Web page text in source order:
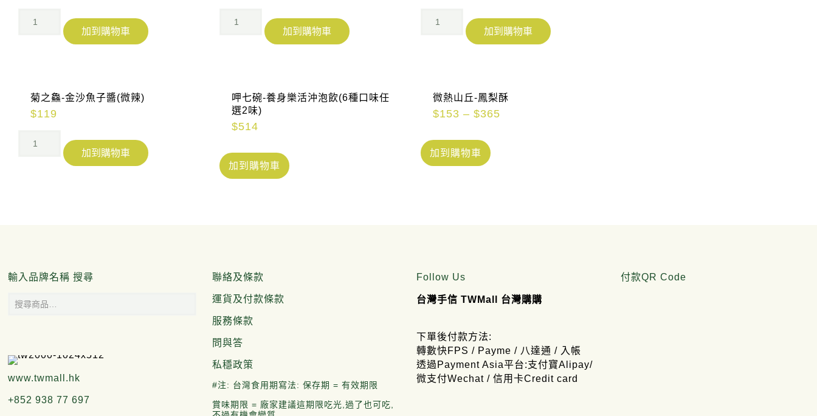
加到購物車 加到購物車 加到購物車
菊之鱻-金沙魚子醬(微辣)
$119
加到購物車
呷七碗-養身樂活沖泡飲(6種口味任
選2味)
$514
加到購物車
微熱山丘-鳳梨酥
$153 –$365
加到購物車
輸入品牌名稱 搜尋
www.twmall.hk
+852 938 77 697
聯絡及條款
運貨及付款條款
服務條款
問與答
私穩政策
#注: 台灣食用期寫法: 保存期 = 有效期限
賞味期限 = 廠家建議這期限吃光,過了也可吃,
Follow Us
台灣手信 TWMall 台灣購購
下單後付款方法:
轉數快FPS / Payme / 八達通 / 入帳
透過Payment Asia平台:支付寶Alipay/
微支付Wechat / 信用卡Credit card
付款QR Code